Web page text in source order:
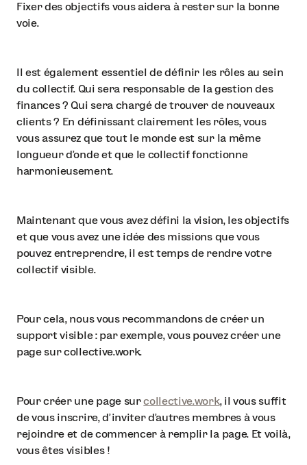
Fixer des objectifs vous aidera à rester sur la bonne
voie.
Il est également essentiel de définir les rôles au sein
du collectif. Qui sera responsable de la gestion des
finances ? Qui sera chargé de trouver de nouveaux
clients ? En définissant clairement les rôles, vous
vous assurez que tout le monde est sur la même
longueur d'onde et que le collectif fonctionne
harmonieusement.
Maintenant que vous avez défini la vision, les objectifs
et que vous avez une idée des missions que vous
pouvez entreprendre, il est temps de rendre votre
collectif visible.
Pour cela, nous vous recommandons de créer un
support visible : par exemple, vous pouvez créer une
page sur collective.work.
Pour créer une page surcollective.work, il vous suffit
de vous inscrire, d'inviter d'autres membres à vous
rejoindre et de commencer à remplir la page. Et voilà,
vous êtes visibles !